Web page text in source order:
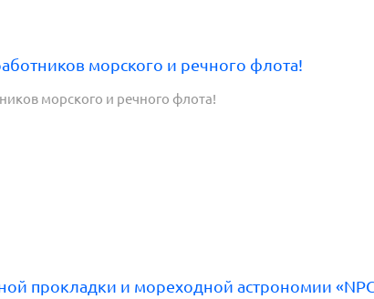
морского и речного флота!
морского и речного флота!
прокладки и мореходной астрономии